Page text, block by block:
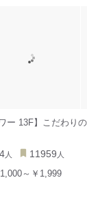
ー 13F】こだわり
人 11959 人
1,000～￥1,999